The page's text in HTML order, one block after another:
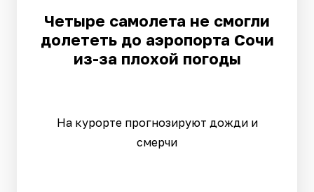
Четыре самолета не смогли
долететь до аэропорта Сочи
из-за плохой погоды
На курорте прогнозируют дожди и
смерчи